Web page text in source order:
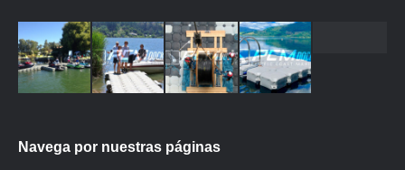
Navega por nuestras páginas